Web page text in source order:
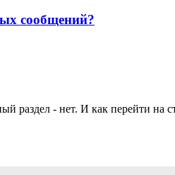
сообщений?
раздел - нет. И как перейти на